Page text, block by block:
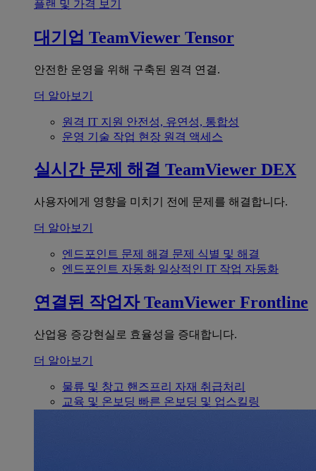
플랜 및 가격 보기
대기업 TeamViewer Tensor
안전한 운영을 위해 구축된 원격 연결.
더 알아보기
원격 IT 지원 안전성, 유연성, 통합성
운영 기술 작업 현장 원격 액세스
실시간 문제 해결 TeamViewer DEX
사용자에게 영향을 미치기 전에 문제를 해결합니다.
더 알아보기
엔드포인트 문제 해결 문제 식별 및 해결
엔드포인트 자동화 일상적인 IT 작업 자동화
연결된 작업자 TeamViewer Frontline
산업용 증강현실로 효율성을 증대합니다.
더 알아보기
물류 및 창고 핸즈프리 자재 취급처리
교육 및 온보딩 빠른 온보딩 및 업스킬링